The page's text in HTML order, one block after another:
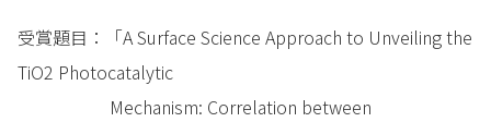
受賞題目：「A Surface Science Approach to Unveiling the
TiO2 Photocatalytic
Mechanism: Correlation between